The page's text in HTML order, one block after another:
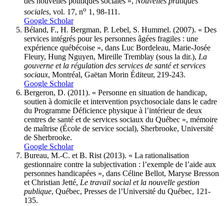
sociales, vol. 17, no 1, 98-111.
Google Scholar
Béland, F., H. Bergman, P. Lebel, S. Hummel. (2007). « Des
services intégrés pour les personnes âgées fragiles : une
expérience québécoise », dans Luc Bordeleau, Marie-Josée
Fleury, Hung Nguyen, Mireille Tremblay (sous la dir.), La
gouverne et la régulation des services de santé et services
sociaux, Montréal, Gaëtan Morin Éditeur, 219-243.
Google Scholar
Bergeron, D. (2011). « Personne en situation de handicap,
soutien à domicile et intervention psychosociale dans le cadre
du Programme Déficience physique à l’intérieur de deux
centres de santé et de services sociaux du Québec », mémoire
de maîtrise (École de service social), Sherbrooke, Université
de Sherbrooke.
Google Scholar
Bureau, M.-C. et B. Rist (2013). « La rationalisation
gestionnaire contre la subjectivation : l’exemple de l’aide aux
personnes handicapées », dans Céline Bellot, Maryse Bresson
et Christian Jetté, Le travail social et la nouvelle gestion
publique, Québec, Presses de l’Université du Québec, 121-
135.